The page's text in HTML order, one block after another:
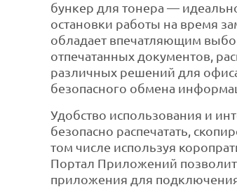
бункер для тонера —
остановки работы на время
обладает впечатляющим
отпечатанных документов,
различных решений для
безопасного обмена
Удобство использования и
безопасно распечатать,
том числе используя
Портал Приложений
приложения для